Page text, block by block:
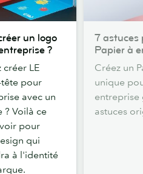
un logo
?
créer LE
tête pour
avec un
? Voilà ce
pour
qui
à l'identité
astuces
pour
votre
Papier
en-
7 astuces
Papier à
Créez un
unique
entreprise
astuces